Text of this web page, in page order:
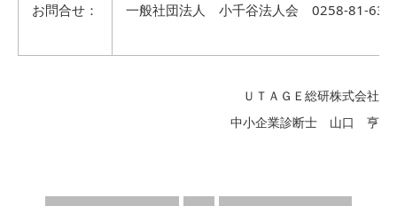
お問合せ： 一般社団法人 小千谷法人会 0258-81-
ＵＴＡＧＥ総研株式会社
中小企業診断士 山口 亨